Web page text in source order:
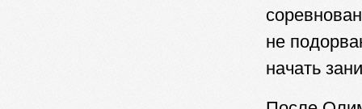
не
начать